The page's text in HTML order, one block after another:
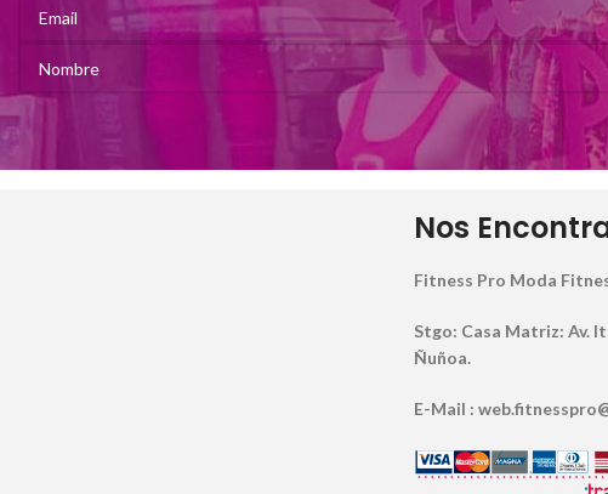
Nos
Fitness Pro Moda
Stgo: Casa Matriz: Av.
Ñuñoa.
E-Mail :